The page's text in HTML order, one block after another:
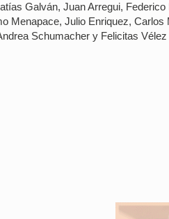
Galván, Juan Arregui,
Menapace, Julio Enriquez,
Schumacher y Felicitas